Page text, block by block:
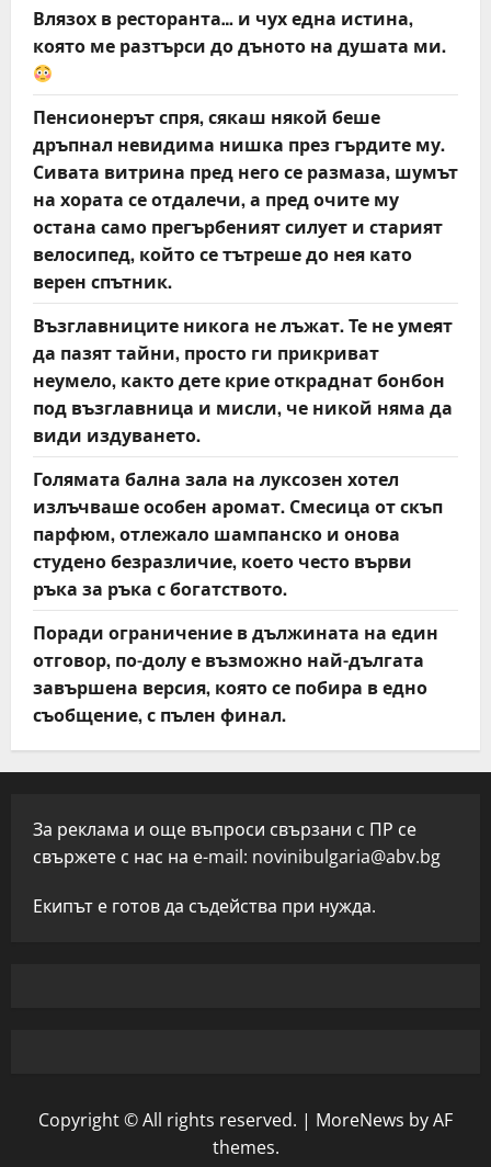
Влязох в ресторанта… и чух една истина,
която ме разтърси до дъното на душата ми.
Пенсионерът спря, сякаш някой беше
дръпнал невидима нишка през гърдите му.
Сивата витрина пред него се размаза, шумът
на хората се отдалечи, а пред очите му
остана само прегърбеният силует и старият
велосипед, който се тътреше до нея като
верен спътник.
Възглавниците никога не лъжат. Те не умеят
да пазят тайни, просто ги прикриват
неумело, както дете крие откраднат бонбон
под възглавница и мисли, че никой няма да
види издуването.
Голямата бална зала на луксозен хотел
излъчваше особен аромат. Смесица от скъп
парфюм, отлежало шампанско и онова
студено безразличие, което често върви
ръка за ръка с богатството.
Поради ограничение в дължината на един
отговор, по-долу е възможно най-дългата
завършена версия, която се побира в едно
съобщение, с пълен финал.
За реклама и още въпроси свързани с ПР се
свържете с нас на e-mail: novinibulgaria@abv.bg
Екипът е готов да съдейства при нужда.
Copyright © All rights reserved. | MoreNews by AF
themes.